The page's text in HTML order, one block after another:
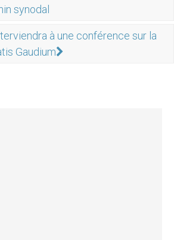
synodal
à une conférence sur la
Gaudium